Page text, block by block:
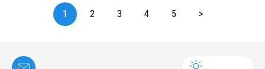
1 2 3 4 5 >